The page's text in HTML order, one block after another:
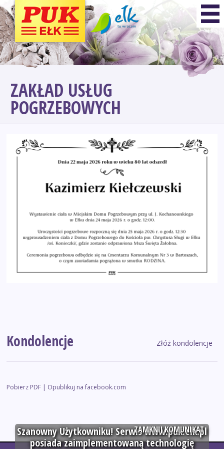
ZAKŁAD USŁUG
POGRZEBOWYCH
Kondolencje Złóż kondolencje
Pobierz PDF | Opublikuj na facebook.com
ZAMKNIJ KOMUNIKAT
Szanowny Użytkowniku! Serwis www.puk.elk.pl
posiada zaimplementowaną technologię